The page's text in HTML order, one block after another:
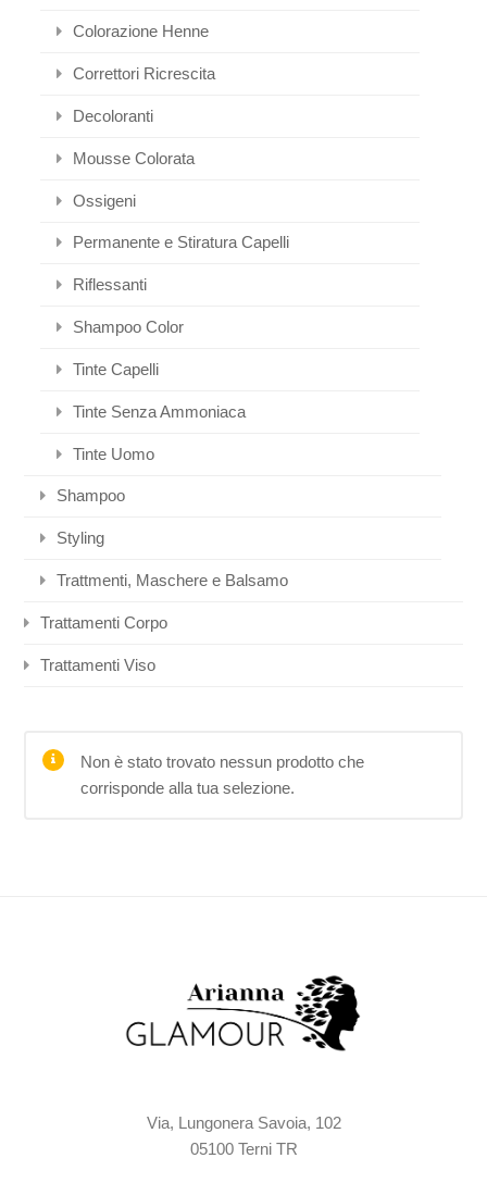
Non è stato trovato nessun prodotto che
corrisponde alla tua selezione.
Colorazione Henne
Correttori Ricrescita
Decoloranti
Mousse Colorata
Ossigeni
Permanente e Stiratura Capelli
Riflessanti
Shampoo Color
Tinte Capelli
Tinte Senza Ammoniaca
Tinte Uomo
Shampoo
Styling
Trattmenti, Maschere e Balsamo
Trattamenti Corpo
Trattamenti Viso
Via, Lungonera Savoia, 102
05100 Terni TR